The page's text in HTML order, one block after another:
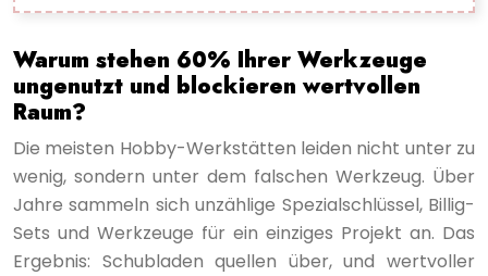
Warum stehen 60% Ihrer Werkzeuge
ungenutzt und blockieren wertvollen
Raum?
Die meisten Hobby-Werkstätten leiden nicht unter zu
wenig, sondern unter dem falschen Werkzeug. Über
Jahre sammeln sich unzählige Spezialschlüssel, Billig-
Sets und Werkzeuge für ein einziges Projekt an. Das
Ergebnis: Schubladen quellen über, und wertvoller